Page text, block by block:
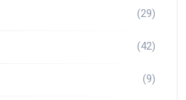
(29)
(42)
(9)